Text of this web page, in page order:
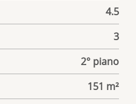
4.5
3
2° piano
151 m²